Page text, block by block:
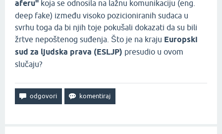
aferu" koja se odnosila na lažnu komunikaciju (eng.
deep fake) između visoko pozicioniranih sudaca u
svrhu toga da bi njih toje pokušali dokazati da su bili
žrtve nepoštenog suđenja. Što je na kraju Europski
sud za ljudska prava (ESLJP) presudio u ovom
slučaju?